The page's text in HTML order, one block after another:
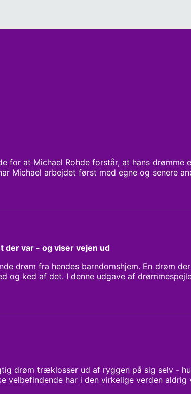
for at Michael Rohde forstår, at hans drømme
Michael arbejdet først med egne og senere
en lyn-guide sidst i programmet. Tak fordi du
der var - og viser vejen ud
drøm fra hendes barndomshjem. En drøm
og ked af det. I denne udgave af
vi gør os fri af barndommen - og kommer et
drøm træklosser ud af ryggen på sig selv -
velbefindende har i den virkelige verden